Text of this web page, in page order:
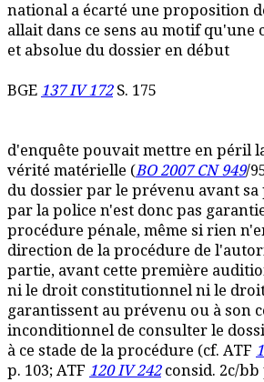
national a écarté une proposition
allait dans ce sens au motif qu'une
et absolue du dossier en début
BGE 137 IV 172S. 175
d'enquête pouvait mettre en péril
vérité matérielle (BO 2007 CN 949/
du dossier par le prévenu avant
par la police n'est donc pas
procédure pénale, même si rien
direction de la procédure de
partie, avant cette première
ni le droit constitutionnel ni le
garantissent au prévenu ou à son
inconditionnel de consulter le
à ce stade de la procédure (cf. ATF
p. 103; ATF 120 IV 242consid. 2c/bb